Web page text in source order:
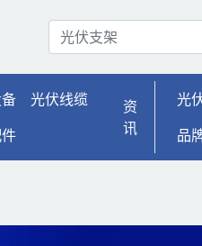
程：推
光伏线缆
资
讯
光
品